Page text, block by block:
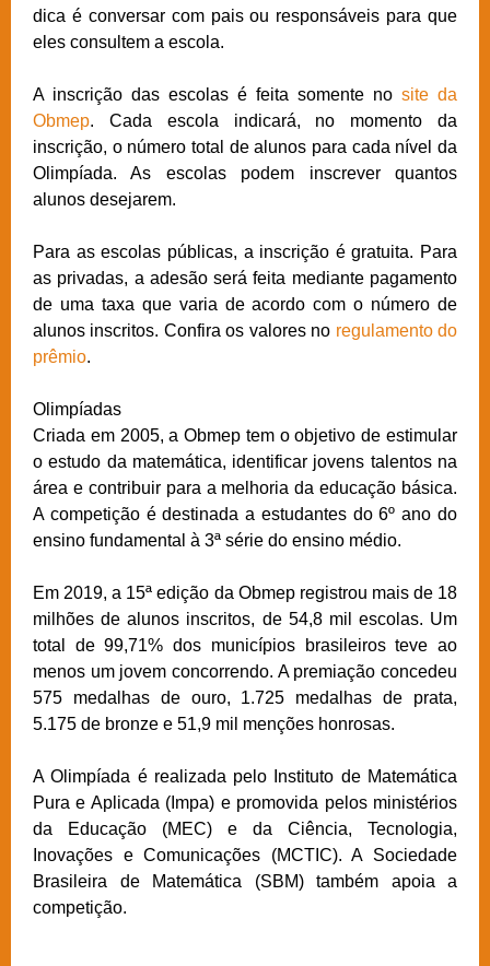
dica é conversar com pais ou responsáveis para que
eles consultem a escola.
A inscrição das escolas é feita somente no site da
Obmep. Cada escola indicará, no momento da
inscrição, o número total de alunos para cada nível da
Olimpíada. As escolas podem inscrever quantos
alunos desejarem.
Para as escolas públicas, a inscrição é gratuita. Para
as privadas, a adesão será feita mediante pagamento
de uma taxa que varia de acordo com o número de
alunos inscritos. Confira os valores no regulamento do
prêmio.
Olimpíadas
Criada em 2005, a Obmep tem o objetivo de estimular
o estudo da matemática, identificar jovens talentos na
área e contribuir para a melhoria da educação básica.
A competição é destinada a estudantes do 6º ano do
ensino fundamental à 3ª série do ensino médio.
Em 2019, a 15ª edição da Obmep registrou mais de 18
milhões de alunos inscritos, de 54,8 mil escolas. Um
total de 99,71% dos municípios brasileiros teve ao
menos um jovem concorrendo. A premiação concedeu
575 medalhas de ouro, 1.725 medalhas de prata,
5.175 de bronze e 51,9 mil menções honrosas.
A Olimpíada é realizada pelo Instituto de Matemática
Pura e Aplicada (Impa) e promovida pelos ministérios
da Educação (MEC) e da Ciência, Tecnologia,
Inovações e Comunicações (MCTIC). A Sociedade
Brasileira de Matemática (SBM) também apoia a
competição.